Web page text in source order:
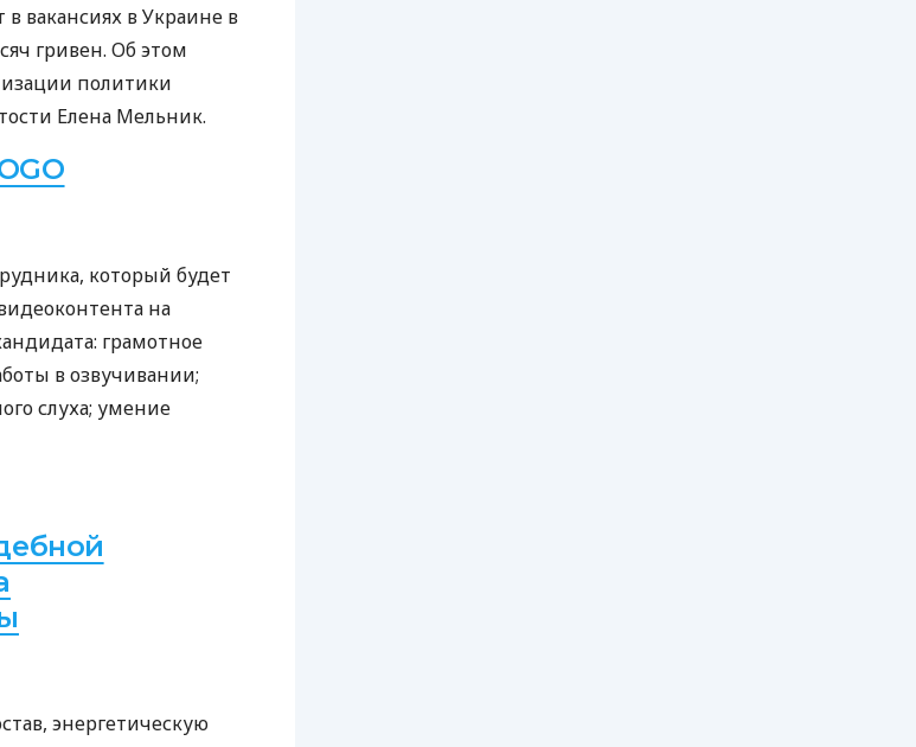
вакансиях в Украине в
гривен. Об этом
политики
Елена Мельник.
который будет
на
грамотное
в озвучивании;
слуха; умение
энергетическую